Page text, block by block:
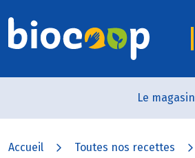
Le magasin
Accueil Toutes nos recettes